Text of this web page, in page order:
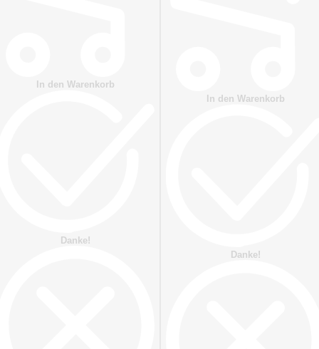
In den Warenkorb
Danke!
In den Warenkorb
Danke!